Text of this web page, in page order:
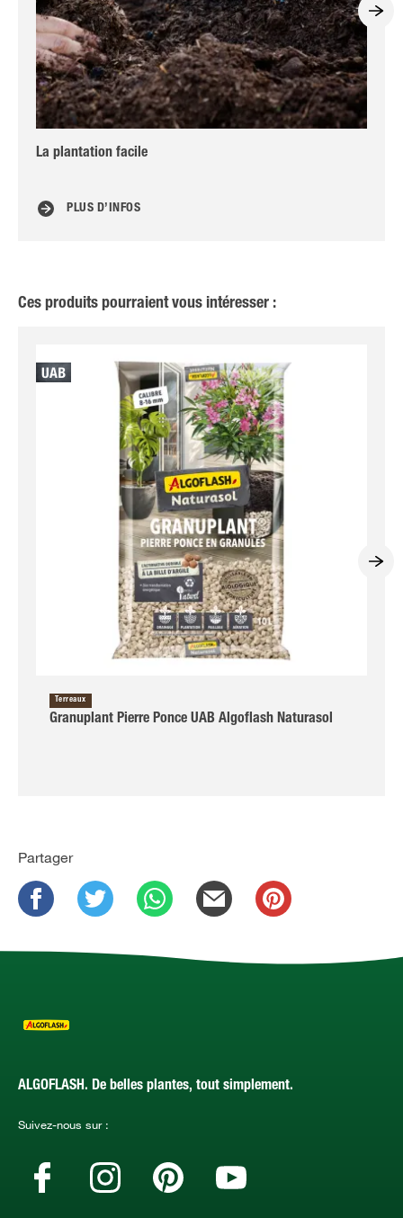
La plantation facile
PLUS D’INFOS
Ces produits pourraient vous intéresser :
Terreaux
Granuplant Pierre Ponce UAB Algoflash Naturasol
Partager
ALGOFLASH. De belles plantes, tout simplement.
Suivez-nous sur :